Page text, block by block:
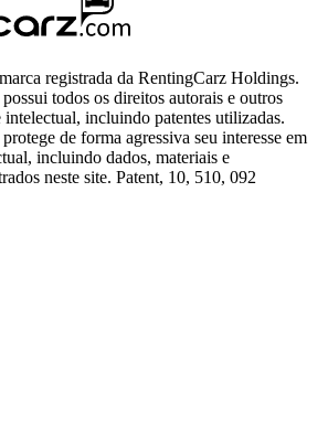
registrada da RentingCarz Holdings.
todos os direitos autorais e outros
incluindo patentes utilizadas.
de forma agressiva seu interesse em
incluindo dados, materiais e
neste site. Patent, 10, 510, 092